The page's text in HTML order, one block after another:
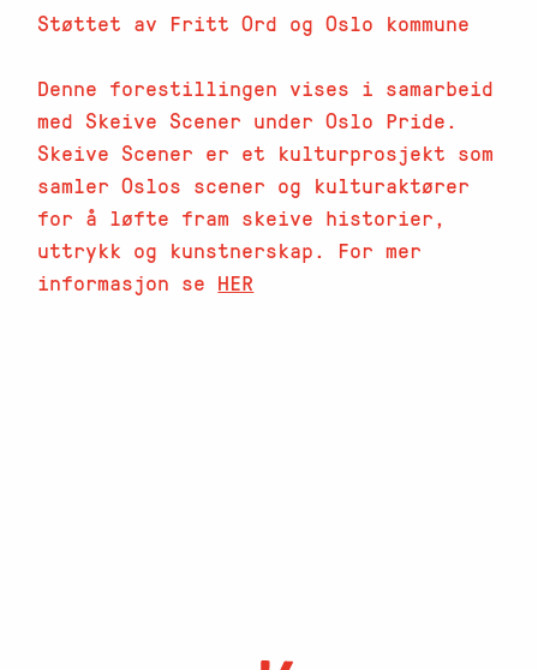
Støttet av Fritt Ord og Oslo kommune
Denne forestillingen vises i samarbeid
med Skeive Scener under Oslo Pride.
Skeive Scener er et kulturprosjekt som
samler Oslos scener og kulturaktører
for å løfte fram skeive historier,
uttrykk og kunstnerskap. For mer
informasjon se HER